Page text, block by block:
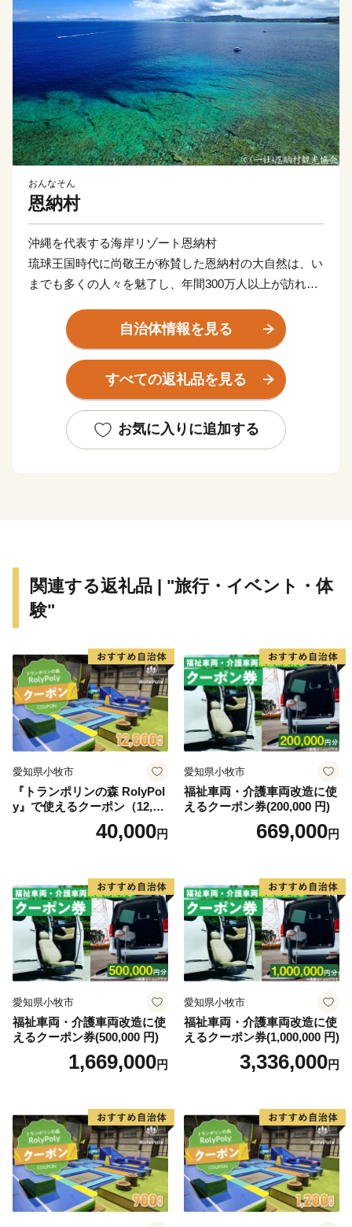
おんなそん
恩納村
沖縄を代表する海岸リゾート恩納村
琉球王国時代に尚敬王が称賛した恩納村の大自然は、い
までも多くの人々を魅了し、年間300万人以上が訪れて
その美しい海は、各地から家族連れなど多くの人が訪
れ、さまざまな楽しい経験や思い出をつくっている場所
としても有名です。
自治体情報を見る
すべての返礼品を見る
お気に入りに追加する
関連する返礼品 | "旅行・イベント・体
験"
愛知県小牧市
『トランポリンの森 RolyPol
y』で使えるクーポン（12,00
40,000円
愛知県小牧市
福祉車両・介護車両改造に使
えるクーポン券(200,000 円)
669,000円
愛知県小牧市
福祉車両・介護車両改造に使
えるクーポン券(500,000 円)
1,669,000円
愛知県小牧市
福祉車両・介護車両改造に使
えるクーポン券(1,000,000 円)
3,336,000円